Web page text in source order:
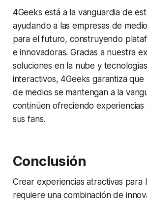
4Geeks está a la vanguardia de
ayudando a las empresas de
para el futuro, construyendo
e innovadoras. Gracias a nuestra
soluciones en la nube y
interactivos, 4Geeks garantiza que
de medios se mantengan a la
continúen ofreciendo experiencias
sus fans.
Conclusión
Crear experiencias atractivas para
requiere una combinación de